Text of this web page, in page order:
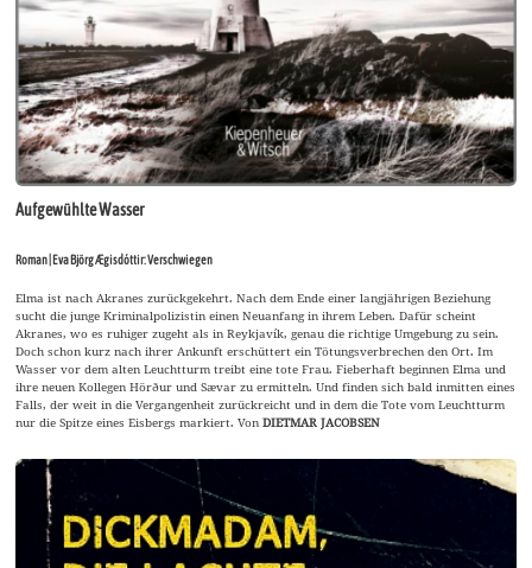
Aufgewühlte Wasser
Roman | Eva Björg Ægisdóttir: Verschwiegen
Elma ist nach Akranes zurückgekehrt. Nach dem Ende einer langjährigen Beziehung
sucht die junge Kriminalpolizistin einen Neuanfang in ihrem Leben. Dafür scheint
Akranes, wo es ruhiger zugeht als in Reykjavík, genau die richtige Umgebung zu sein.
Doch schon kurz nach ihrer Ankunft erschüttert ein Tötungsverbrechen den Ort. Im
Wasser vor dem alten Leuchtturm treibt eine tote Frau. Fieberhaft beginnen Elma und
ihre neuen Kollegen Hörður und Sævar zu ermitteln. Und finden sich bald inmitten eines
Falls, der weit in die Vergangenheit zurückreicht und in dem die Tote vom Leuchtturm
nur die Spitze eines Eisbergs markiert. VonDIETMAR JACOBSEN